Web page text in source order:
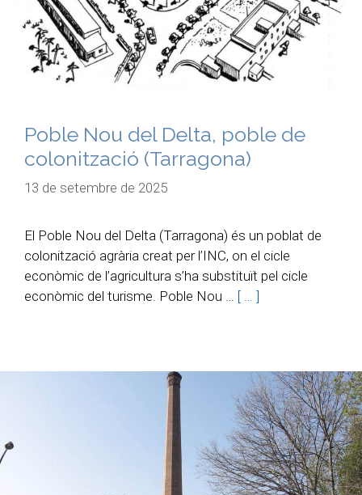
Poble Nou del Delta, poble de
colonització (Tarragona)
13 de setembre de 2025
El Poble Nou del Delta (Tarragona) és un poblat de
colonització agrària creat per l’INC, on el cicle
econòmic de l’agricultura s’ha substituït pel cicle
econòmic del turisme. Poble Nou … [ … ]